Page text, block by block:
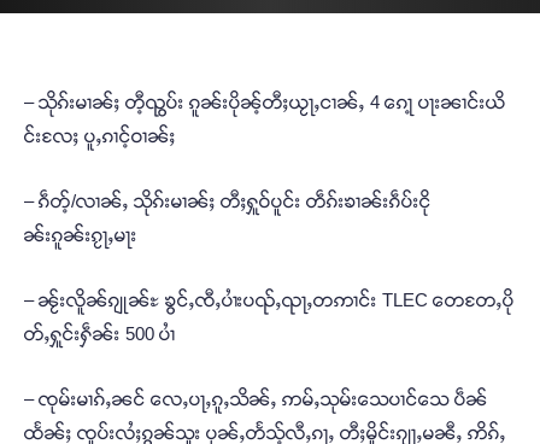
– သိုၵ်းမၢၼ်ႈ တီ့ၺွပ်း ၵူၼ်းပိုၼ့်တီႈယႂႃႇငၢၼ်ႇ 4 ၵေႃ့ ပႃးၼၢင်းယိ
င်းလႄႈ ပူႇၵၢင့်ဝၢၼ်ႈ
– ၵဵတ့်/လၢၼ်ႇ သိုၵ်းမၢၼ်ႈ တီႈႁူဝ်ပူင်း တဵၵ်းၶၢၼ်းၵဵပ်းငို
ၼ်းၵူၼ်းၵႂႃႇမႃး
– ၼႂ်းလိူၼ်ၵျုၼ်ႊ ၶွင်ႇၸီႇပၢႆးပၺ်ႇၺႃႇတဢၢင်း TLEC တေတႄႇပို
တ်ႇႁူင်းႁဵၼ်း 500 ပၢႆ
– ၸုမ်းမၢၵ်ႇၼင် လေႇပႃႇၵူႇသိၼ်ႇ ဢမ်ႇသုမ်းသေပၢင်သေ ပဵၼ်
ထႅၼ်ႈ ၸူပ်းလႆႈၵွၼ်သူး ပုၼ်ႇတႅသ့်လီႇၵႃႇ တီႈမိူင်းၵျႃႇမၼီႇ ဢိၵ်ႇ